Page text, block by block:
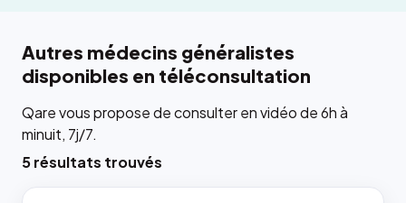
Autres médecins généralistes
disponibles en téléconsultation
Qare vous propose de consulter en vidéo de 6h à
minuit, 7j/7.
5 résultats trouvés